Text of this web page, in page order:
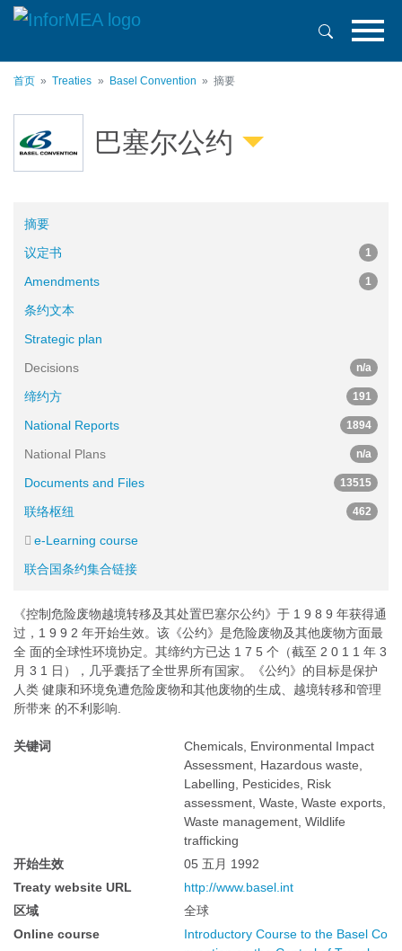
主
首页 Treaties Basel Convention 摘要
巴塞尔公约
《控制危险废物越境转移及其处置巴塞尔公约》于 1 9 8 9 年获得通
过，1 9 9 2 年开始生效。该《公约》是危险废物及其他废物方面最
全 面的全球性环境协定。其缔约方已达 1 7 5 个（截至 2 0 1 1 年 3
月 3 1 日），几乎囊括了全世界所有国家。《公约》的目标是保护
人类 健康和环境免遭危险废物和其他废物的生成、越境转移和管理
所带来 的不利影响.
关键词
Chemicals, Environmental Impact
Assessment, Hazardous waste,
Labelling, Pesticides, Risk
assessment, Waste, Waste exports,
Waste management, Wildlife
trafficking
开始生效
05 五月 1992
Treaty website URL
http://www.basel.int
区域
全球
Online course
Introductory Course to the Basel Co
摘要
议定书
1
Amendments 1
条约文本
Strategic plan
Decisions
n/a
缔约方 191
National Reports 1894
National Plans n/a
Documents and Files 13515
联络枢纽 462
e-Learning course
联合国条约集合链接